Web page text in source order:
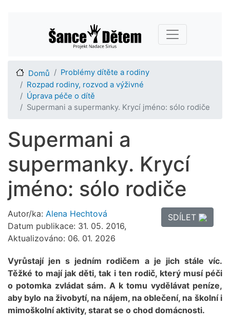
hlavnímu
obsahu
Main navigation
Domů
Problémy dítěte a rodiny
Rozpad rodiny, rozvod a výživné
Úprava péče o dítě
Supermani a supermanky. Krycí jméno: sólo rodiče
Supermani a
supermanky. Krycí
jméno: sólo rodiče
Autor/ka: Alena Hechtová
Datum publikace: 31. 05. 2016,
Aktualizováno: 06. 01. 2026
SDÍLET
Vyrůstají jen s jedním rodičem a je jich stále víc.
Těžké to mají jak děti, tak i ten rodič, který musí péči
o potomka zvládat sám. A k tomu vydělávat peníze,
aby bylo na živobytí, na nájem, na oblečení, na školní i
mimoškolní aktivity, starat se o chod domácnosti.